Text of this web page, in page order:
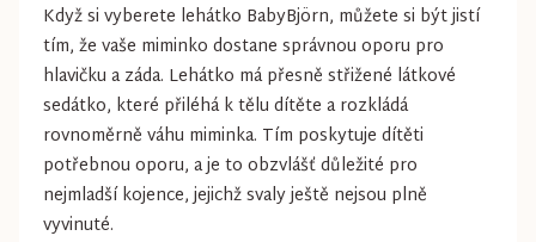
Když si vyberete lehátko BabyBjörn, můžete si být jistí
tím, že vaše miminko dostane správnou oporu pro
hlavičku a záda. Lehátko má přesně střižené látkové
sedátko, které přiléhá k tělu dítěte a rozkládá
rovnoměrně váhu miminka. Tím poskytuje dítěti
potřebnou oporu, a je to obzvlášť důležité pro
nejmladší kojence, jejichž svaly ještě nejsou plně
vyvinuté.